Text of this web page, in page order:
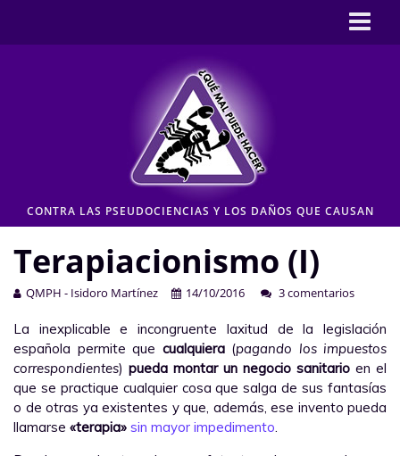
Pseudociencia en medios
Pseudociencia institucional
CONTACTO
Moderación de comentarios
Aviso legal y Política de privacidad
CONTRA LAS PSEUDOCIENCIAS Y LOS DAÑOS QUE CAUSAN
Terapiacionismo (I)
QMPH - Isidoro Martínez 14/10/2016 3 comentarios
La inexplicable e incongruente laxitud de la legislación
española permite que cualquiera(pagando los impuestos
correspondientes) pueda montar un negocio sanitario en el
que se practique cualquier cosa que salga de sus fantasías
o de otras ya existentes y que, además, ese invento pueda
llamarse «terapia» sin mayor impedimento.